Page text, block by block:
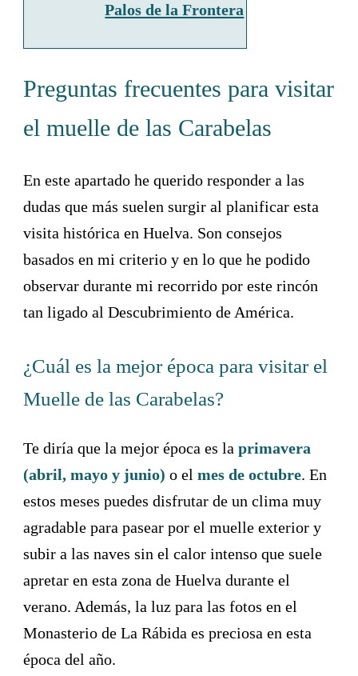
Palos de la Frontera
Preguntas frecuentes para visitar
el muelle de las Carabelas
En este apartado he querido responder a las
dudas que más suelen surgir al planificar esta
visita histórica en Huelva. Son consejos
basados en mi criterio y en lo que he podido
observar durante mi recorrido por este rincón
tan ligado al Descubrimiento de América.
¿Cuál es la mejor época para visitar el
Muelle de las Carabelas?
Te diría que la mejor época es la primavera
(abril, mayo y junio) o el mes de octubre. En
estos meses puedes disfrutar de un clima muy
agradable para pasear por el muelle exterior y
subir a las naves sin el calor intenso que suele
apretar en esta zona de Huelva durante el
verano. Además, la luz para las fotos en el
Monasterio de La Rábida es preciosa en esta
época del año.